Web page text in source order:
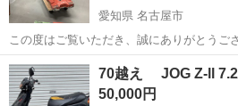
愛知県 名古屋市
この度はご覧いただき、誠にありがとうございます。 工
瑞橋店でございます！ 【商品名】 【中古B】ヒルティ コアドリル
DD-CA-S／DD-160E ◆ 商品状態・付属品 商品の状態や付属品等は掲
載写真...
愛知 名古屋市 その他
70越
50,000円